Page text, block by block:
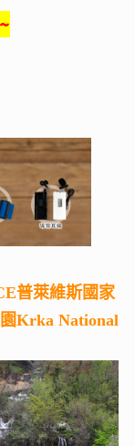
普萊維斯國家
Krka National